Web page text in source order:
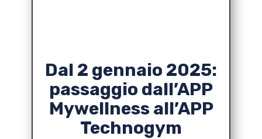
Dal 2 gennaio 2025:
passaggio dall’APP
Mywellness all’APP
Technogym